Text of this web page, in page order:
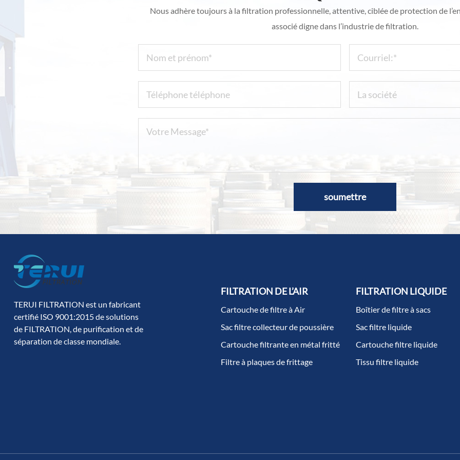
Nous adhère toujours à la filtration professionnelle, attentive, ciblée de protection de
associé digne dans l’industrie de filtration.
TERUI FILTRATION est un fabricant
certifié ISO 9001:2015 de solutions
de FILTRATION, de purification et de
séparation de classe mondiale.
FILTRATION DE L’AIR
Cartouche de filtre à Air
Sac filtre collecteur de poussière
Cartouche filtrante en métal fritté
Filtre à plaques de frittage
FILTRATION LIQUIDE
Boîtier de filtre à sacs
Sac filtre liquide
Cartouche filtre liquide
Tissu filtre liquide